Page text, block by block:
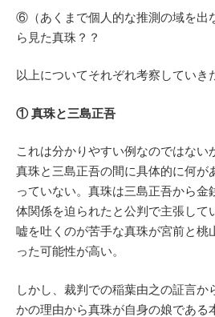
⑥（あくまで個人的な推測の域を出
ら見た真珠？？
以上についてそれぞれ考察していき
① 真珠と三島正吾
これは分かりやすい例なのではない
真珠と三島正吾の間に具体的に何が
っていない。真珠は三島正吾から金
体関係を迫られたと公判で主張して
嘘を吐くのが苦手な真珠が宮前と桃
った可能性が高い。
しかし、裁判での稲葉由之の証言か
かの理由から真珠が自身の娘である